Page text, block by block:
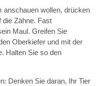
anschauen wollen, drücken
die Zähne. Fast
Maul. Greifen Sie
Oberkiefer und mit der
Halten Sie so den
Denken Sie daran, Ihr Tier